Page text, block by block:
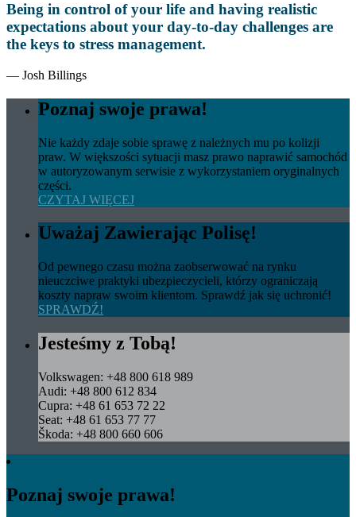
Being in control of your life and having realistic
expectations about your day-to-day challenges are
the keys to stress management.
— Josh Billings
Poznaj swoje prawa!
Nie każdy zdaje sobie sprawę z należnych mu po kolizji
praw. W większości sytuacji masz prawo naprawić samochód
w autoryzowanym serwisie z wykorzystaniem oryginalnych
części.
CZYTAJ WIĘCEJ
Uważaj Zawierając Polisę!
Od pewnego czasu można zaobserwować na rynku
nieuczciwe praktyki ubezpieczycieli, którzy ograniczają
koszty napraw swoim klientom. Sprawdź jak się uchronić!
SPRAWDŹ!
Jesteśmy z Tobą!
Volkswagen: +48 800 618 989
Audi: +48 800 612 834
Cupra: +48 61 653 72 22
Seat: +48 61 653 77 77
Škoda: +48 800 660 606
Poznaj swoje prawa!